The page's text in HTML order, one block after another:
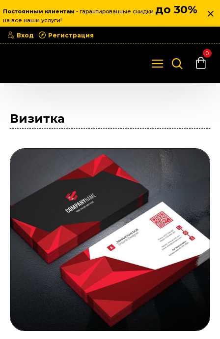
Постоянным клиентам - гарантированные скидки до 30%
на все наши услуги!
Вход Регистрация
0
Визитка